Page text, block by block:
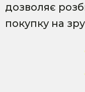
дозволяє
покупку на